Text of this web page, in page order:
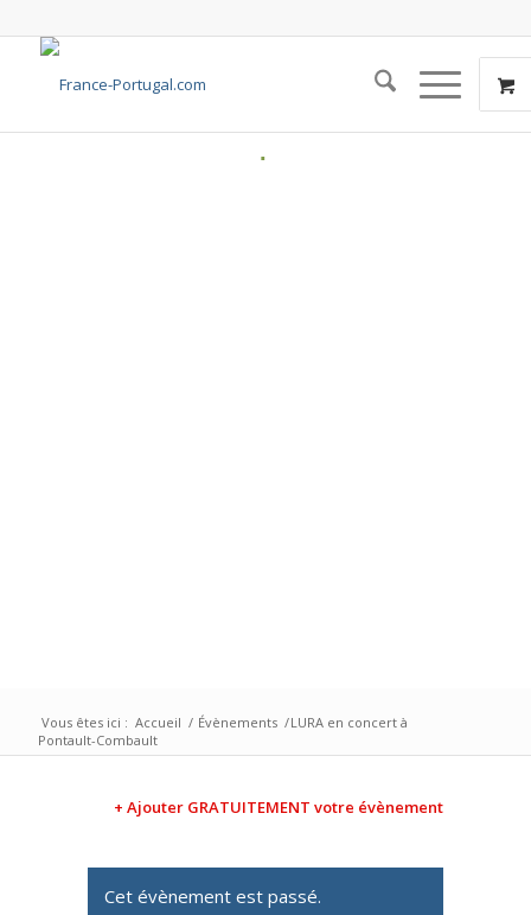
Vous êtes ici : Accueil / Évènements /LURA en concert à
Pontault-Combault
+ Ajouter GRATUITEMENT votre évènement
Cet évènement est passé.